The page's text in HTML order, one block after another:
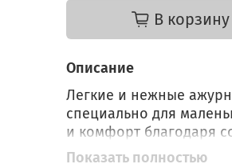
В корзину
Описание
Легкие и нежные
специально для
и комфорт благодаря
спанdex; ✓ Надежное
Показать полностью